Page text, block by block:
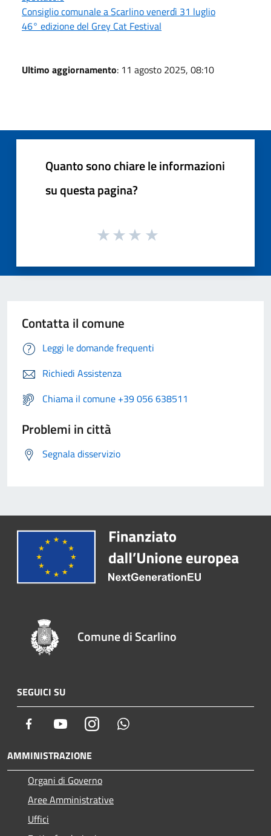
Consiglio comunale a Scarlino venerdì 31 luglio
46° edizione del Grey Cat Festival
Ultimo aggiornamento: 11 agosto 2025, 08:10
Quanto sono chiare le informazioni
su questa pagina?
Contatta il comune
Leggi le domande frequenti
Richiedi Assistenza
Chiama il comune +39 056 638511
Problemi in città
Segnala disservizio
Comune di Scarlino
SEGUICI SU
Facebook YoutubeInstagram
AMMINISTRAZIONE
Organi di Governo
Aree Amministrative
Uffici